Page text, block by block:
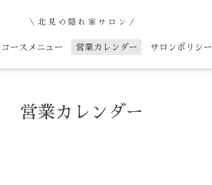
＼ 北 見 の 隠 れ 家 サ ロ ン ／
コースメニュー 営業カレンダー サロンポリシー
営業カレンダー